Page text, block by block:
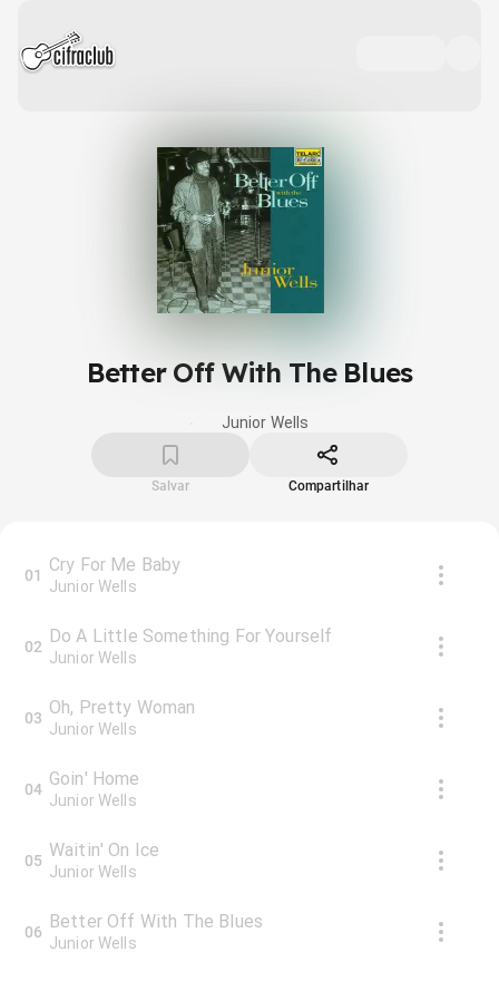
Better Off With The Blues
Junior Wells
Salvar Compartilhar
01 Cry For Me Baby
Junior Wells
02 Do A Little Something For Yourself
Junior Wells
03 Oh, Pretty Woman
Junior Wells
04 Goin' Home
Junior Wells
05 Waitin' On Ice
Junior Wells
06 Better Off With The Blues
Junior Wells